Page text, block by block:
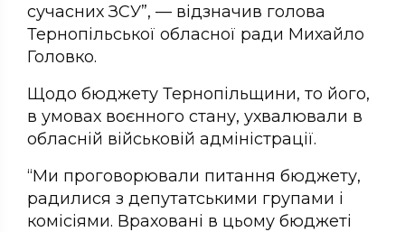
сучасних ЗСУ”, — відзначив голова
Тернопільської обласної ради Михайло
Головко.
Щодо бюджету Тернопільщини, то його,
в умовах воєнного стану, ухвалювали в
обласній військовій адміністрації.
“Ми проговорювали питання бюджету,
радилися з депутатськими групами і
комісіями. Враховані в цьому бюджеті